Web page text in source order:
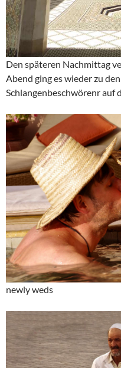
Den späteren Nachmittag
Abend ging es wieder zu
Schlangenbeschwörenr auf
newly weds